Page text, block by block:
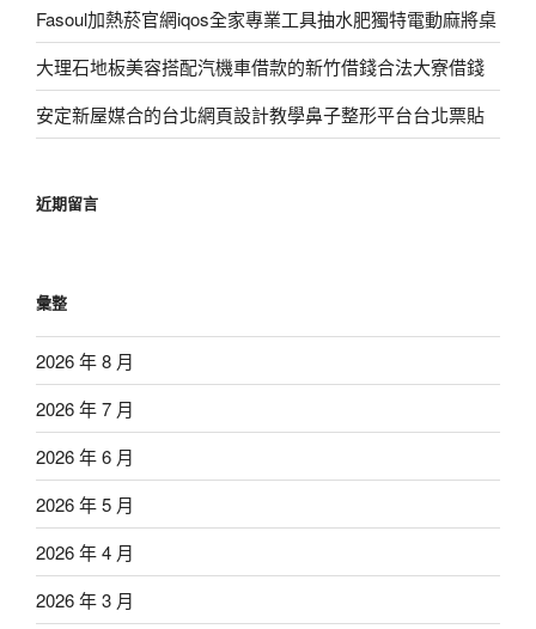
Fasoul加熱菸官網iqos全家專業工具抽水肥獨特電動麻將桌
大理石地板美容搭配汽機車借款的新竹借錢合法大寮借錢
安定新屋媒合的台北網頁設計教學鼻子整形平台台北票貼
近期留言
彙整
2026 年 8 月
2026 年 7 月
2026 年 6 月
2026 年 5 月
2026 年 4 月
2026 年 3 月